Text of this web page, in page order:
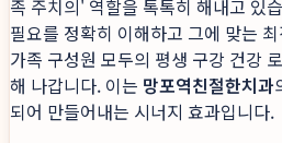
족 주치의' 역할을 톡톡히 해내고 있
필요를 정확히 이해하고 그에 맞는
가족 구성원 모두의 평생 구강 건강
해 나갑니다. 이는 망포역친절한치과
되어 만들어내는 시너지 효과입니다.